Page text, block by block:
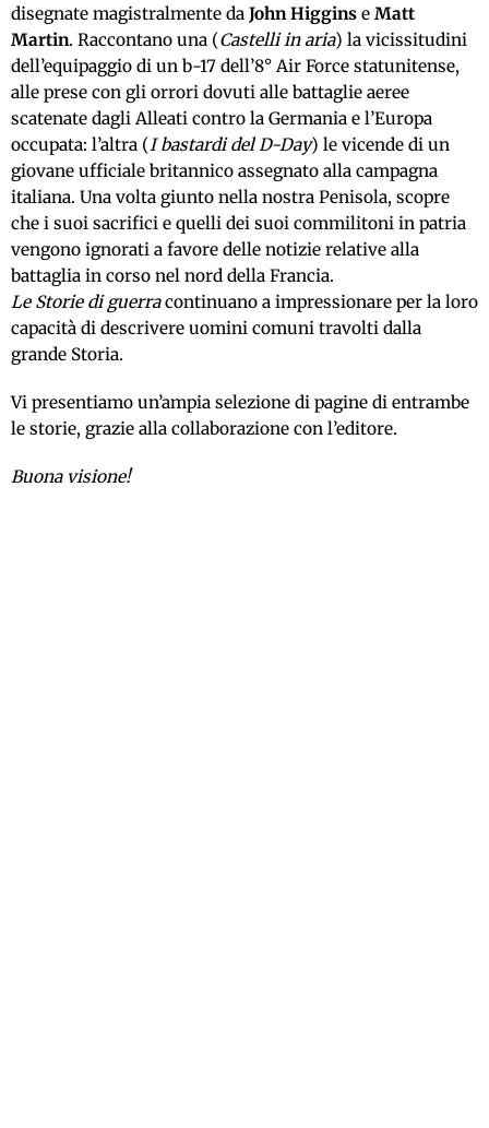
disegnate magistralmente da John Higgins e Matt
Martin. Raccontano una (Castelli in aria) la vicissitudini
dell’equipaggio di un b-17 dell’8° Air Force statunitense,
alle prese con gli orrori dovuti alle battaglie aeree
scatenate dagli Alleati contro la Germania e l’Europa
occupata: l’altra (I bastardi del D-Day) le vicende di un
giovane ufficiale britannico assegnato alla campagna
italiana. Una volta giunto nella nostra Penisola, scopre
che i suoi sacrifici e quelli dei suoi commilitoni in patria
vengono ignorati a favore delle notizie relative alla
battaglia in corso nel nord della Francia.
Le Storie di guerracontinuano a impressionare per la loro
capacità di descrivere uomini comuni travolti dalla
grande Storia.
Vi presentiamo un’ampia selezione di pagine di entrambe
le storie, grazie alla collaborazione con l’editore.
Buona visione!